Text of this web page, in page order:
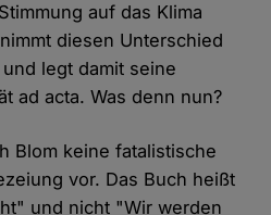
auf das Klima
diesen Unterschied
legt damit seine
ad acta. Was denn nun?
Blom keine fatalistische
vor. Das Buch heißt
und nicht "Wir werden